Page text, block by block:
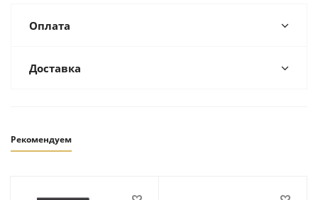
Оплата
Доставка
Рекомендуем